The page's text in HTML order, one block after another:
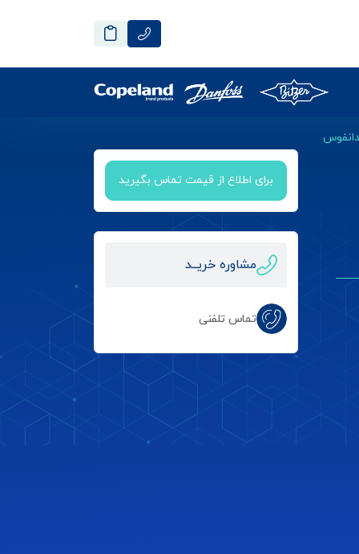
برای اطلاع از قیمت تماس بگیرید
مشاوره خریــد
تماس تلفنی